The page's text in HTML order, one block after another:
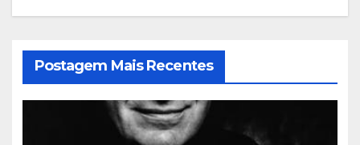
Postagem Mais Recentes